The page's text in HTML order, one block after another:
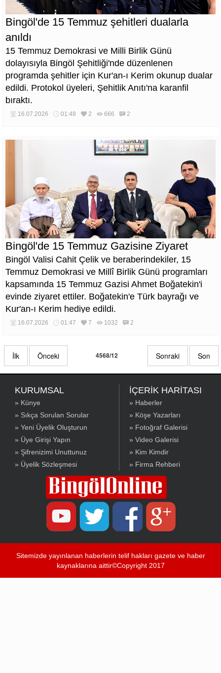
Bingöl'de 15 Temmuz şehitleri dualarla
anıldı
15 Temmuz Demokrasi ve Milli Birlik Günü
dolayısıyla Bingöl Şehitliği'nde düzenlenen
programda şehitler için Kur'an-ı Kerim okunup dualar
edildi. Protokol üyeleri, Şehitlik Anıtı'na karanfil
bıraktı.
16.07.2026 01:48 2 666 2
Bingöl'de 15 Temmuz Gazisine Ziyaret
Bingöl Valisi Cahit Çelik ve beraberindekiler, 15
Temmuz Demokrasi ve Millî Birlik Günü programları
kapsamında 15 Temmuz Gazisi Ahmet Boğatekin'i
evinde ziyaret ettiler. Boğatekin'e Türk bayrağı ve
Kur'an-ı Kerim hediye edildi.
16.07.2026 01:47 7 1032 2
İlk Önceki 4568/12 Sonraki Son
KURUMSAL
» Künye
» Sıkça Sorulan Sorular
» Yeni Üyelik Oluşturun
» Üye Girişi Yapın
» Şifrenizimi Unuttunuz
» Üyelik Sözleşmesi
İÇERİK HARİTASI
» Haberler
» Köşe Yazarları
» Fotoğraf Galerisi
» Video Galerisi
» Kim Kimdir
» Firma Rehberi
Sitemizde yayınlanan haberlerin telif hakları gazete ve haber
kaynaklarına aittir©Copyright 2017